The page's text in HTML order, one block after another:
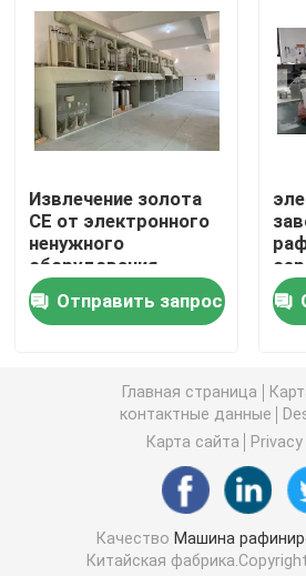
Оборудование рафинировки
серебряная машина
Поглотительная колонна газа
Оборудование обработки
Серебряная печь индукции
Серебряная отливная машина
Отливная машина
Извлечение золота
CE от электронного
ненужного
оборудования
рафинировки
драгоценного
металла
Отправить запрос
Главная страница
контактные данные
Карта сайта
Качество Машина
Китайская